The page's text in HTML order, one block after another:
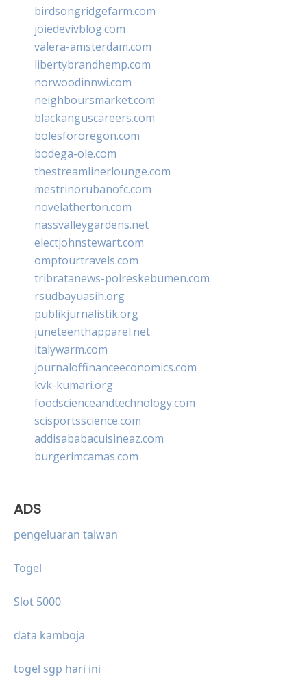
birdsongridgefarm.com
joiedevivblog.com
valera-amsterdam.com
libertybrandhemp.com
norwoodinnwi.com
neighboursmarket.com
blackanguscareers.com
bolesfororegon.com
bodega-ole.com
thestreamlinerlounge.com
mestrinorubanofc.com
novelatherton.com
nassvalleygardens.net
electjohnstewart.com
omptourtravels.com
tribratanews-polreskebumen.com
rsudbayuasih.org
publikjurnalistik.org
juneteenthapparel.net
italywarm.com
journaloffinanceeconomics.com
kvk-kumari.org
foodscienceandtechnology.com
scisportsscience.com
addisababacuisineaz.com
burgerimcamas.com
ADS
pengeluaran taiwan
Togel
Slot 5000
data kamboja
togel sgp hari ini